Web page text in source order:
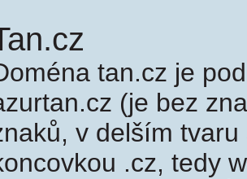
tan.cz je
(je bez
v delším
.cz, tedy